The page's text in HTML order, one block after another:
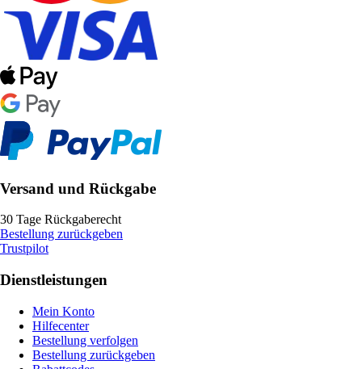
Versand und Rückgabe
30 Tage Rückgaberecht
Bestellung zurückgeben
Trustpilot
Dienstleistungen
Mein Konto
Hilfecenter
Bestellung verfolgen
Bestellung zurückgeben